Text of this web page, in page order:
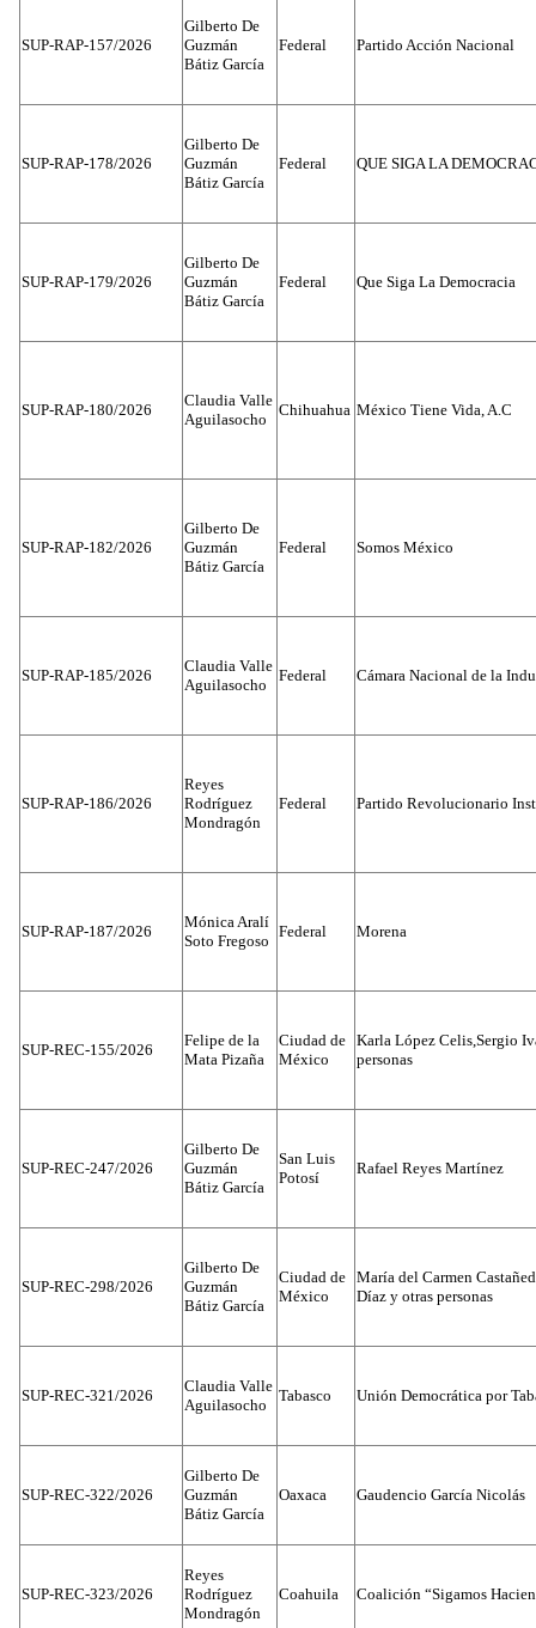
SUP-RAP-157/2026
Gilberto De
Guzmán
Bátiz García
Federal Partido Acción Nacional
SUP-RAP-178/2026
Gilberto De
Guzmán
Bátiz García
Federal QUE SIGA LA
SUP-RAP-179/2026
Gilberto De
Guzmán
Bátiz García
Federal Que Siga La Democracia
SUP-RAP-180/2026
Claudia Valle
Aguilasocho
Chihuahua México Tiene Vida, A.C
SUP-RAP-182/2026
Gilberto De
Guzmán
Bátiz García
Federal Somos México
SUP-RAP-185/2026
Claudia Valle
Aguilasocho
Federal Cámara Nacional de la
SUP-RAP-186/2026
Reyes
Rodríguez
Mondragón
Federal Partido Revolucionario
SUP-RAP-187/2026
Mónica Aralí
Soto Fregoso
Federal Morena
SUP-REC-155/2026
Felipe de la
Mata Pizaña
Ciudad de
México
Karla López Celis,Sergio
personas
SUP-REC-247/2026
Gilberto De
Guzmán
Bátiz García
San Luis
Potosí
Rafael Reyes Martínez
SUP-REC-298/2026
Gilberto De
Guzmán
Bátiz García
Ciudad de
México
María del Carmen
Díaz y otras personas
SUP-REC-321/2026
Claudia Valle
Aguilasocho
Tabasco Unión Democrática por
SUP-REC-322/2026
Gilberto De
Guzmán
Bátiz García
Oaxaca Gaudencio García Nicolás
SUP-REC-323/2026
Reyes
Rodríguez
Mondragón
Coahuila Coalición “Sigamos